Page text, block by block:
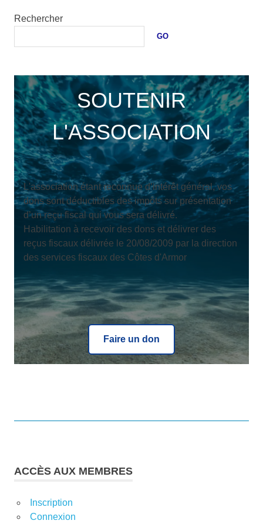
Rechercher
GO
SOUTENIR
L'ASSOCIATION
L'association étant reconnue d’intérêt général, vos
dons sont déductibles des impôts sur présentation
d’un reçu fiscal qui vous sera délivré.
Habilitation à recevoir des dons et délivrer des
reçus fiscaux délivrée le 20/08/2009 par la direction
des services fiscaux des Côtes d'Armor
Faire un don
ACCÈS AUX MEMBRES
Inscription
Connexion